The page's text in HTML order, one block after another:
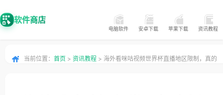
软件商店
电脑软件 安卓下载 苹果下载 资讯教程
当前位置： 首页 > 资讯教程 > 海外看咪咕视频世界杯直播地区限制，真的